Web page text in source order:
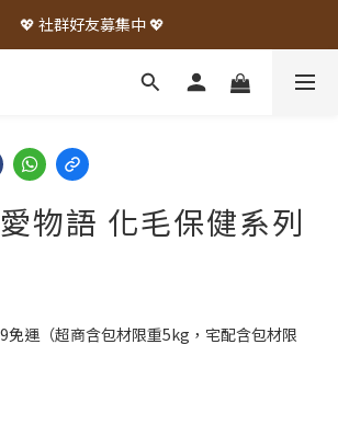
💖 社群好友募集中 💖
物語 化毛保健系列
免運（超商含包材限重5kg，宅配含包材限